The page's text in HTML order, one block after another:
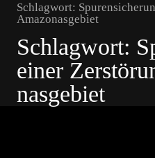
Schlagwort:
Amazo­nasgebiet
Schlagwort:
einer
nasgebiet